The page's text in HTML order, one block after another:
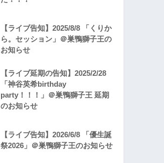
【ライブ告知】2025/8/8 「くりか
ら。セッション」＠巣鴨獅子王の
お知らせ
【ライブ延期の告知】2025/2/28
「神谷英希birthday
party！！！」＠巣鴨獅子王 延期
のお知らせ
【ライブ告知】2026/6/8 「優生誕
祭2026」＠巣鴨獅子王のお知らせ